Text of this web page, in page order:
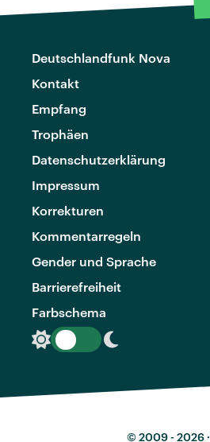
Deutschlandfunk Nova
Kontakt
Empfang
Trophäen
Datenschutzerklärung
Impressum
Korrekturen
Kommentarregeln
Gender und Sprache
Barrierefreiheit
Farbschema
© 2009 - 2026 ·